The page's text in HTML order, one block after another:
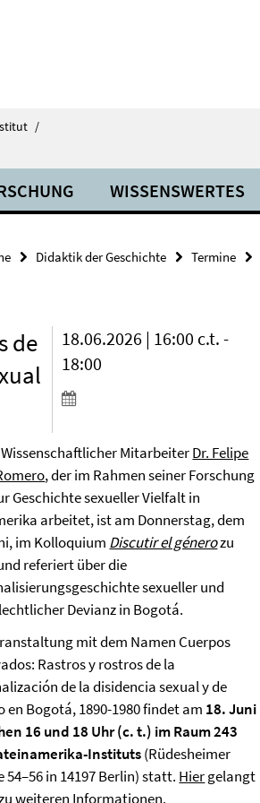
/
WISSENSWERTES
Didaktik der Geschichte Termine
de
18.06.2026 | 16:00 c.t. -
18:00
MitarbeiterDr. Felipe
, der im Rahmen seiner Forschung
Geschichte sexueller Vielfalt in
arbeitet, ist am Donnerstag, dem
im Kolloquium Discutir el génerozu
referiert über die
sexueller und
Devianz in Bogotá.
mit dem Namen Cuerpos
Rastros y rostros de la
de la disidencia sexual y de
en Bogotá, 1890-1980 findet am 18. Juni
16 und 18 Uhr (c. t.) im Raum 243
Instituts(Rüdesheimer
54–56 in 14197 Berlin) statt. Hiergelangt
weiteren Informationen.